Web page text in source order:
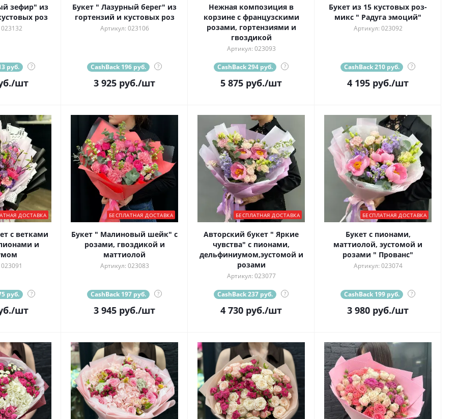
зефир" из
роз
руб. ?
/шт
Букет " Лазурный берег" из
гортензий и кустовых роз
Артикул: 023106
CashBack 196 руб. ?
3 925 руб./шт
Нежная композиция в
корзине с французскими
розами, гортензиями и
гвоздикой
Артикул: 023093
CashBack 294 руб. ?
5 875 руб./шт
Букет из 15 кустовых роз-
микс " Радуга эмоций"
Артикул: 023092
CashBack 210 руб. ?
4 195 руб./шт
ДОСТАВКА
с ветками
и
руб. ?
/шт
БЕСПЛАТНАЯ ДОСТАВКА
Букет " Малиновый шейк" с
розами, гвоздикой и
маттиолой
Артикул: 023083
CashBack 197 руб. ?
3 945 руб./шт
БЕСПЛАТНАЯ ДОСТАВКА
Авторский букет " Яркие
чувства" с пионами,
дельфиниумом,эустомой и
розами
Артикул: 023077
CashBack 237 руб. ?
4 730 руб./шт
БЕСПЛАТНАЯ ДОСТАВКА
Букет с пионами,
маттиолой, эустомой и
розами " Прованс"
Артикул: 023074
CashBack 199 руб. ?
3 980 руб./шт